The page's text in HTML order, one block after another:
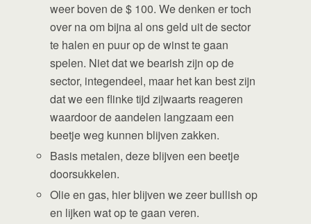
weer boven de $ 100. We denken er toch
over na om bijna al ons geld uit de sector
te halen en puur op de winst te gaan
spelen. Niet dat we bearish zijn op de
sector, integendeel, maar het kan best zijn
dat we een flinke tijd zijwaarts reageren
waardoor de aandelen langzaam een
beetje weg kunnen blijven zakken.
Basis metalen, deze blijven een beetje
doorsukkelen.
Olie en gas, hier blijven we zeer bullish op
en lijken wat op te gaan veren.